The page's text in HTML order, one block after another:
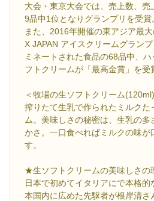
大会・東京大会では、売上数、
9品中1位となりグランプリを受賞
また、2016年開催の東アジア最
X JAPAN アイスクリームグラン
ミネートされた食品の68品中、
フトクリームが「最高金賞」を受
＜牧場の生ソフトクリーム
搾りたて生乳で作られたミルクた
ム。美味しさの秘密は、生乳の
かさ。一口食べればミルクの味が
す。
★生ソフトクリームの美味しさの
日本で初めてイタリアにで本格的
本国内に広めた先駆者が根岸清